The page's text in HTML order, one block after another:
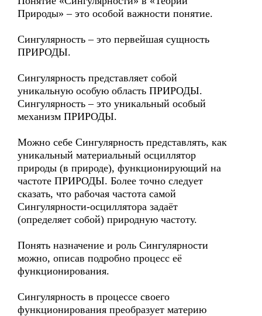
Природы» – это особой важности понятие.
Сингулярность – это первейшая сущность
ПРИРОДЫ.
Сингулярность представляет собой
уникальную особую область ПРИРОДЫ.
Сингулярность – это уникальный особый
механизм ПРИРОДЫ.
Можно себе Сингулярность представлять, как
уникальный материальный осциллятор
природы (в природе), функционирующий на
частоте ПРИРОДЫ. Более точно следует
сказать, что рабочая частота самой
Сингулярности-осциллятора задаёт
(определяет собой) природную частоту.
Понять назначение и роль Сингулярности
можно, описав подробно процесс её
функционирования.
Сингулярность в процессе своего
функционирования преобразует материю